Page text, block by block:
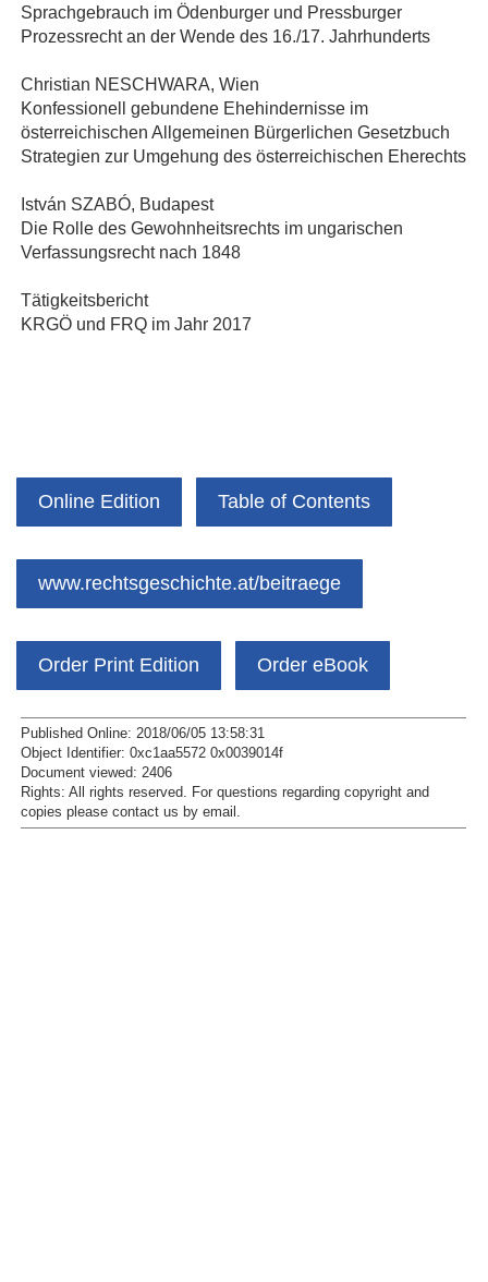
Sprachgebrauch im Ödenburger und Pressburger
Prozessrecht an der Wende des 16./17. Jahrhunderts
Christian NESCHWARA, Wien
Konfessionell gebundene Ehehindernisse im
österreichischen Allgemeinen Bürgerlichen Gesetzbuch
Strategien zur Umgehung des österreichischen Eherechts
István SZABÓ, Budapest
Die Rolle des Gewohnheitsrechts im ungarischen
Verfassungsrecht nach 1848
Tätigkeitsbericht
KRGÖ und FRQ im Jahr 2017
Online Edition Table of Contents
www.rechtsgeschichte.at/beitraege
Order Print Edition Order eBook
Published Online: 2018/06/05 13:58:31
Object Identifier: 0xc1aa5572 0x0039014f
Document viewed: 2406
Rights: All rights reserved. For questions regarding copyright and
copies please contact us by email .